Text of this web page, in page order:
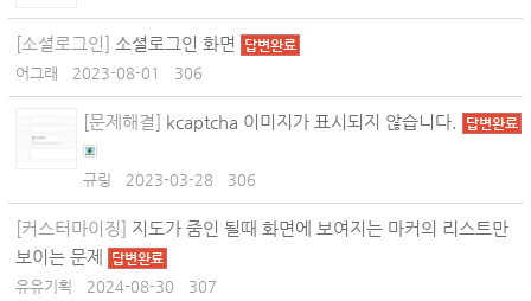
[소셜로그인] 소셜로그인 화면 답변완료
어그래 2023-08-01 306
[문제해결] kcaptcha 이미지가 표시되지 않습니다. 답변완료
규링 2023-03-28 306
[커스터마이징] 지도가 줌인 될때 화면에 보여지는 마커의 리스트만
보이는 문제
답변완료
유유기획 2024-08-30 307